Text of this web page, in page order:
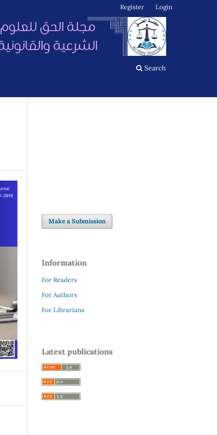
Search
Register Login
Make a Submission
Information
For Readers
For Authors
For Librarians
Latest publications